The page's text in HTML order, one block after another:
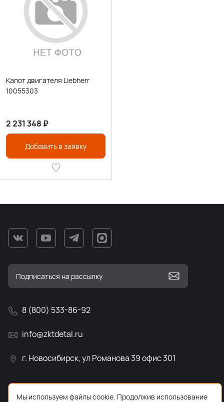
Капот двигателя Liebherr
10055303
2 231 348 ₽
Добавить в заявку
8 (800) 533-86-92
info@zktdetal.ru
г. Новосибирск, ул Романова 39 офис 301
Мы используем файлы cookie. Продолжив использование